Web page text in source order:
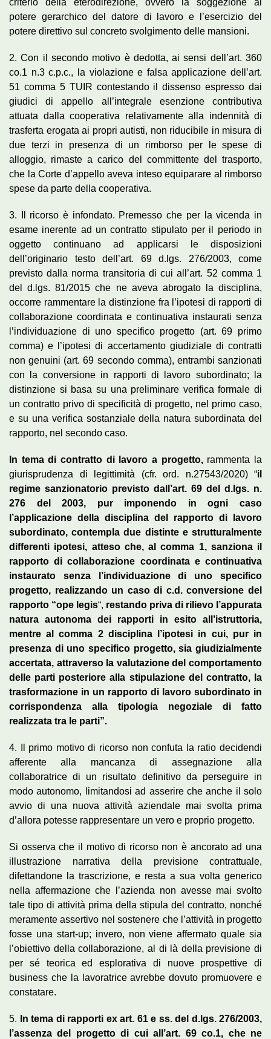
potere gerarchico del datore di lavoro e l’esercizio del
potere direttivo sul concreto svolgimento delle mansioni.
2. Con il secondo motivo è dedotta, ai sensi dell’art. 360
co.1 n.3 c.p.c., la violazione e falsa applicazione dell’art.
51 comma 5 TUIR contestando il dissenso espresso dai
giudici di appello all’integrale esenzione contributiva
attuata dalla cooperativa relativamente alla indennità di
trasferta erogata ai propri autisti, non riducibile in misura di
due terzi in presenza di un rimborso per le spese di
alloggio, rimaste a carico del committente del trasporto,
che la Corte d’appello aveva inteso equiparare al rimborso
spese da parte della cooperativa.
3. Il ricorso è infondato. Premesso che per la vicenda in
esame inerente ad un contratto stipulato per il periodo in
oggetto continuano ad applicarsi le disposizioni
dell’originario testo dell’art. 69 d.lgs. 276/2003, come
previsto dalla norma transitoria di cui all’art. 52 comma 1
del d.lgs. 81/2015 che ne aveva abrogato la disciplina,
occorre rammentare la distinzione fra l’ipotesi di rapporti di
collaborazione coordinata e continuativa instaurati senza
l’individuazione di uno specifico progetto (art. 69 primo
comma) e l’ipotesi di accertamento giudiziale di contratti
non genuini (art. 69 secondo comma), entrambi sanzionati
con la conversione in rapporti di lavoro subordinato; la
distinzione si basa su una preliminare verifica formale di
un contratto privo di specificità di progetto, nel primo caso,
e su una verifica sostanziale della natura subordinata del
rapporto, nel secondo caso.
In tema di contratto di lavoro a progetto,rammenta la
giurisprudenza di legittimità (cfr. ord. n.27543/2020) “il
regime sanzionatorio previsto dall’art. 69 del d.lgs. n.
276 del 2003, pur imponendo in ogni caso
l’applicazione della disciplina del rapporto di lavoro
subordinato, contempla due distinte e strutturalmente
differenti ipotesi, atteso che, al comma 1, sanziona il
rapporto di collaborazione coordinata e continuativa
instaurato senza l’individuazione di uno specifico
progetto, realizzando un caso di c.d. conversione del
rapporto “ope legis“, restando priva di rilievo l’appurata
natura autonoma dei rapporti in esito all’istruttoria,
mentre al comma 2 disciplina l’ipotesi in cui, pur in
presenza di uno specifico progetto, sia giudizialmente
accertata, attraverso la valutazione del comportamento
delle parti posteriore alla stipulazione del contratto, la
trasformazione in un rapporto di lavoro subordinato in
corrispondenza alla tipologia negoziale di fatto
realizzata tra le parti”.
4. Il primo motivo di ricorso non confuta la ratio decidendi
afferente alla mancanza di assegnazione alla
collaboratrice di un risultato definitivo da perseguire in
modo autonomo, limitandosi ad asserire che anche il solo
avvio di una nuova attività aziendale mai svolta prima
d’allora potesse rappresentare un vero e proprio progetto.
Si osserva che il motivo di ricorso non è ancorato ad una
illustrazione narrativa della previsione contrattuale,
difettandone la trascrizione, e resta a sua volta generico
nella affermazione che l’azienda non avesse mai svolto
tale tipo di attività prima della stipula del contratto, nonché
meramente assertivo nel sostenere che l’attività in progetto
fosse una start-up; invero, non viene affermato quale sia
l’obiettivo della collaborazione, al di là della previsione di
per sé teorica ed esplorativa di nuove prospettive di
business che la lavoratrice avrebbe dovuto promuovere e
constatare.
5.
In tema di rapporti ex art. 61 e ss. del d.lgs. 276/2003,
l’assenza del progetto di cui all’art. 69 co.1, che ne